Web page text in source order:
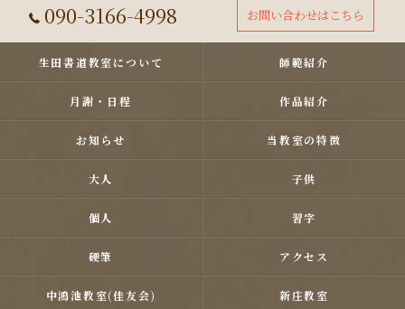
090-3166-4998 お問い合わせはこちら
生田書道教室について 師範紹介
月謝・日程 作品紹介
お知らせ 当教室の特徴
大人 子供
個人 習字
硬筆 アクセス
中鴻池教室(佳友会) 新庄教室